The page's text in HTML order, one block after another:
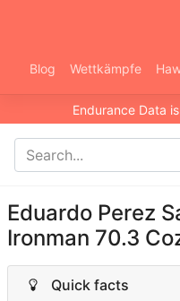
Blog Wettkämpfe
Endurance Data
Eduardo Perez
Ironman 70.3
Quick facts